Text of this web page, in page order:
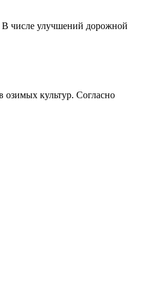
В числе улучшений дорожной
озимых культур. Согласно